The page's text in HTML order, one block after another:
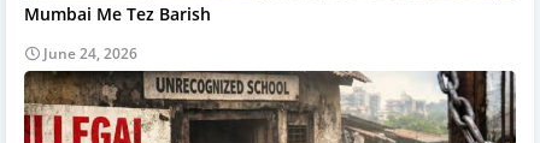
Mumbai Me Tez Barish
June 24, 2026